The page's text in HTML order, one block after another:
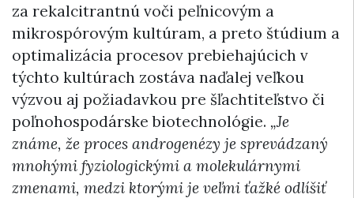
za rekalcitrantnú voči peľnicovým a
mikrospórovým kultúram, a preto štúdium a
optimalizácia procesov prebiehajúcich v
týchto kultúrach zostáva naďalej veľkou
výzvou aj požiadavkou pre šľachtiteľstvo či
poľnohospodárske biotechnológie. „Je
známe, že proces androgenézy je sprevádzaný
mnohými fyziologickými a molekulárnymi
zmenami, medzi ktorými je veľmi ťažké odlíšiť